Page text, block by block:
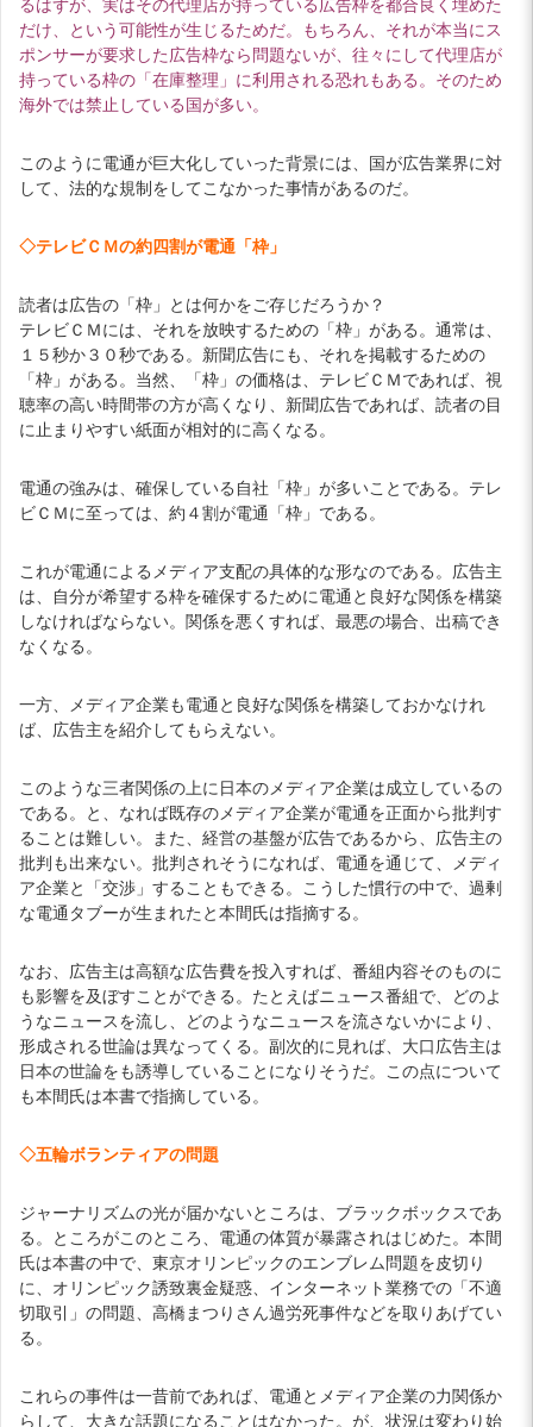
るはずが、実はその代理店が持っている広告枠を都合良く埋めた
だけ、という可能性が生じるためだ。もちろん、それが本当にス
ポンサーが要求した広告枠なら問題ないが、往々にして代理店が
持っている枠の「在庫整理」に利用される恐れもある。そのため
海外では禁止している国が多い。
このように電通が巨大化していった背景には、国が広告業界に対
して、法的な規制をしてこなかった事情があるのだ。
◇テレビＣＭの約四割が電通「枠」
読者は広告の「枠」とは何かをご存じだろうか？
テレビＣＭには、それを放映するための「枠」がある。通常は、
１５秒か３０秒である。新聞広告にも、それを掲載するための
「枠」がある。当然、「枠」の価格は、テレビＣＭであれば、視
聴率の高い時間帯の方が高くなり、新聞広告であれば、読者の目
に止まりやすい紙面が相対的に高くなる。
電通の強みは、確保している自社「枠」が多いことである。テレ
ビＣＭに至っては、約４割が電通「枠」である。
これが電通によるメディア支配の具体的な形なのである。広告主
は、自分が希望する枠を確保するために電通と良好な関係を構築
しなければならない。関係を悪くすれば、最悪の場合、出稿でき
なくなる。
一方、メディア企業も電通と良好な関係を構築しておかなけれ
ば、広告主を紹介してもらえない。
このような三者関係の上に日本のメディア企業は成立しているの
である。と、なれば既存のメディア企業が電通を正面から批判す
ることは難しい。また、経営の基盤が広告であるから、広告主の
批判も出来ない。批判されそうになれば、電通を通じて、メディ
ア企業と「交渉」することもできる。こうした慣行の中で、過剰
な電通タブーが生まれたと本間氏は指摘する。
なお、広告主は高額な広告費を投入すれば、番組内容そのものに
も影響を及ぼすことができる。たとえばニュース番組で、どのよ
うなニュースを流し、どのようなニュースを流さないかにより、
形成される世論は異なってくる。副次的に見れば、大口広告主は
日本の世論をも誘導していることになりそうだ。この点について
も本間氏は本書で指摘している。
◇五輪ボランティアの問題
ジャーナリズムの光が届かないところは、ブラックボックスであ
る。ところがこのところ、電通の体質が暴露されはじめた。本間
氏は本書の中で、東京オリンピックのエンブレム問題を皮切り
に、オリンピック誘致裏金疑惑、インターネット業務での「不適
切取引」の問題、高橋まつりさん過労死事件などを取りあげてい
る。
これらの事件は一昔前であれば、電通とメディア企業の力関係か
らして、大きな話題になることはなかった。が、状況は変わり始